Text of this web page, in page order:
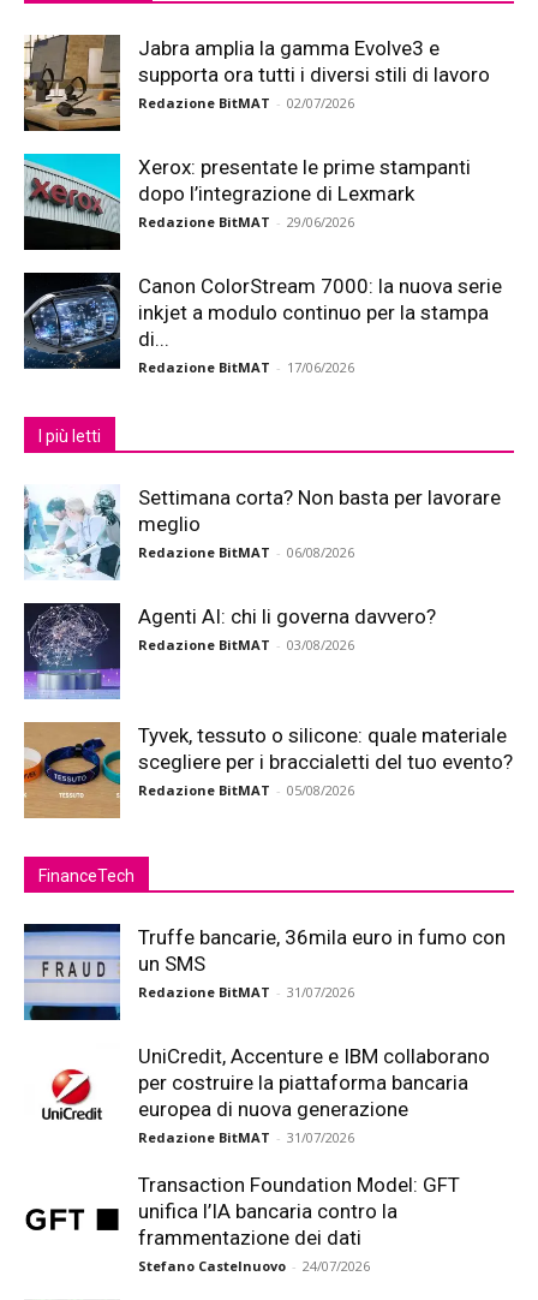
Jabra amplia la gamma Evolve3 e
supporta ora tutti i diversi stili di lavoro
Redazione BitMAT - 02/07/2026
Xerox: presentate le prime stampanti
dopo l’integrazione di Lexmark
Redazione BitMAT - 29/06/2026
Canon ColorStream 7000: la nuova serie
inkjet a modulo continuo per la stampa
di...
Redazione BitMAT - 17/06/2026
I più letti
Settimana corta? Non basta per lavorare
meglio
Redazione BitMAT - 06/08/2026
Agenti AI: chi li governa davvero?
Redazione BitMAT - 03/08/2026
Tyvek, tessuto o silicone: quale materiale
scegliere per i braccialetti del tuo evento?
Redazione BitMAT - 05/08/2026
FinanceTech
Truffe bancarie, 36mila euro in fumo con
un SMS
Redazione BitMAT - 31/07/2026
UniCredit, Accenture e IBM collaborano
per costruire la piattaforma bancaria
europea di nuova generazione
Redazione BitMAT - 31/07/2026
Transaction Foundation Model: GFT
unifica l’IA bancaria contro la
frammentazione dei dati
Stefano Castelnuovo - 24/07/2026